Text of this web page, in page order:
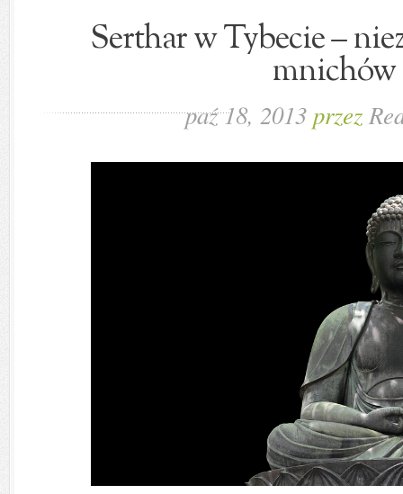
Serthar w Tybecie –
mnichów
paź 18, 2013 przez